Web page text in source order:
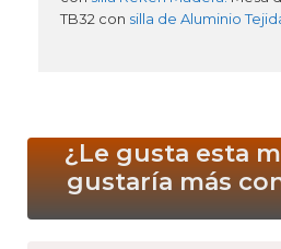
TB32 con silla de Aluminio
¿Le gusta esta
gustaría más